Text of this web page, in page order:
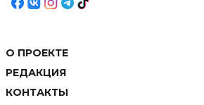
О ПРОЕКТЕ
РЕДАКЦИЯ
КОНТАКТЫ